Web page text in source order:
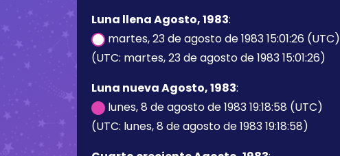
Luna llena Agosto, 1983:
martes, 23 de agosto de 1983 15:01:26 (UTC)
(UTC: martes, 23 de agosto de 1983 15:01:26)
Luna nueva Agosto, 1983:
lunes, 8 de agosto de 1983 19:18:58 (UTC)
(UTC: lunes, 8 de agosto de 1983 19:18:58)